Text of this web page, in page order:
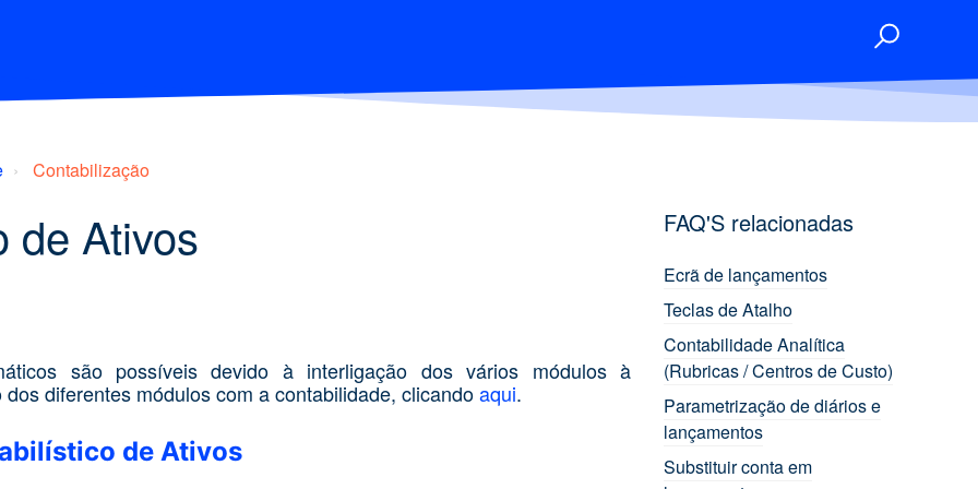
Contabilização
de Ativos
são possíveis devido à interligação dos vários módulos à
diferentes módulos com a contabilidade, clicandoaqui.
de Ativos
FAQ'S relacionadas
Ecrã de lançamentos
Teclas de Atalho
Contabilidade Analítica
(Rubricas / Centros de Custo)
Parametrização de diários e
lançamentos
Substituir conta em